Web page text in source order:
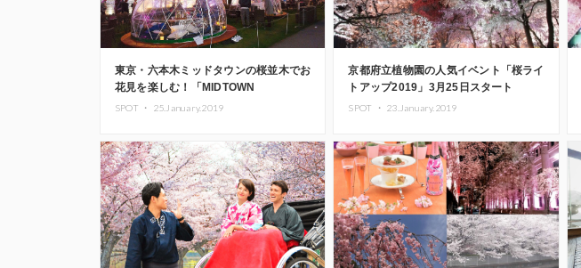
東京・六本木ミッドタウンの桜並木でお
花見を楽しむ！「MIDTOWN
BLOSSOM 2019」開催
SPOT ・ 25.January.2019
京都府立植物園の人気イベント「桜ライ
トアップ2019」3月25日スタート
SPOT ・ 23.January.2019